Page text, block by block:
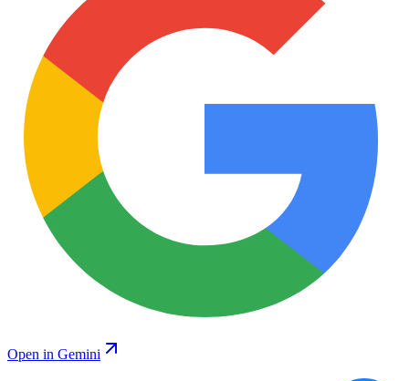
Open in Gemini